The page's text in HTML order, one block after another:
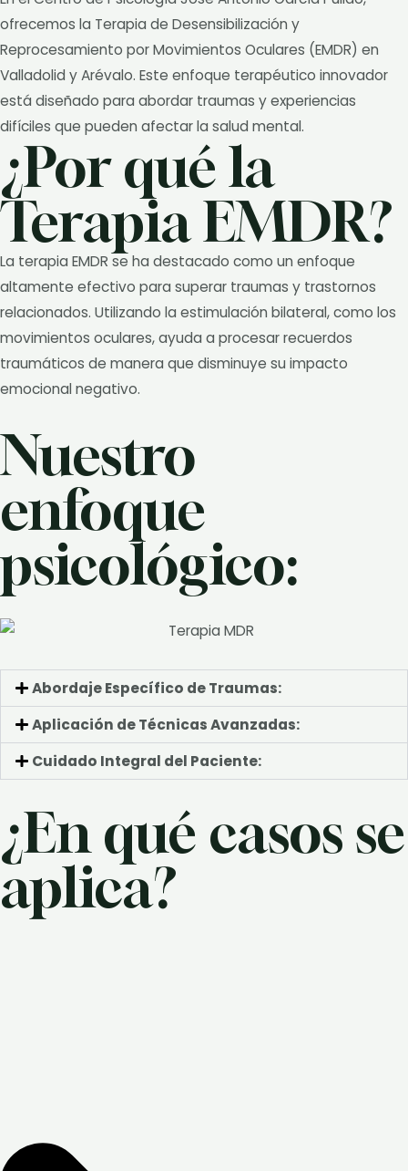
ofrecemos la Terapia de Desensibilización y
Reprocesamiento por Movimientos Oculares (EMDR) en
Valladolid y Arévalo. Este enfoque terapéutico innovador
está diseñado para abordar traumas y experiencias
difíciles que pueden afectar la salud mental.
¿Por qué la
Terapia EMDR?
La terapia EMDR se ha destacado como un enfoque
altamente efectivo para superar traumas y trastornos
relacionados. Utilizando la estimulación bilateral, como los
movimientos oculares, ayuda a procesar recuerdos
traumáticos de manera que disminuye su impacto
emocional negativo.
Nuestro
enfoque
psicológico:
Abordaje Específico de Traumas:
Aplicación de Técnicas Avanzadas:
Cuidado Integral del Paciente:
¿En qué casos se
aplica?